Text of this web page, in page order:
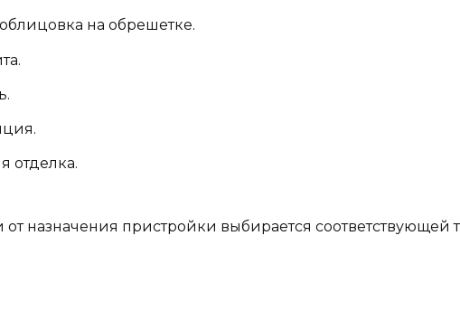
на обрешетке.
отделка.
от назначения пристройки выбирается соответствующей